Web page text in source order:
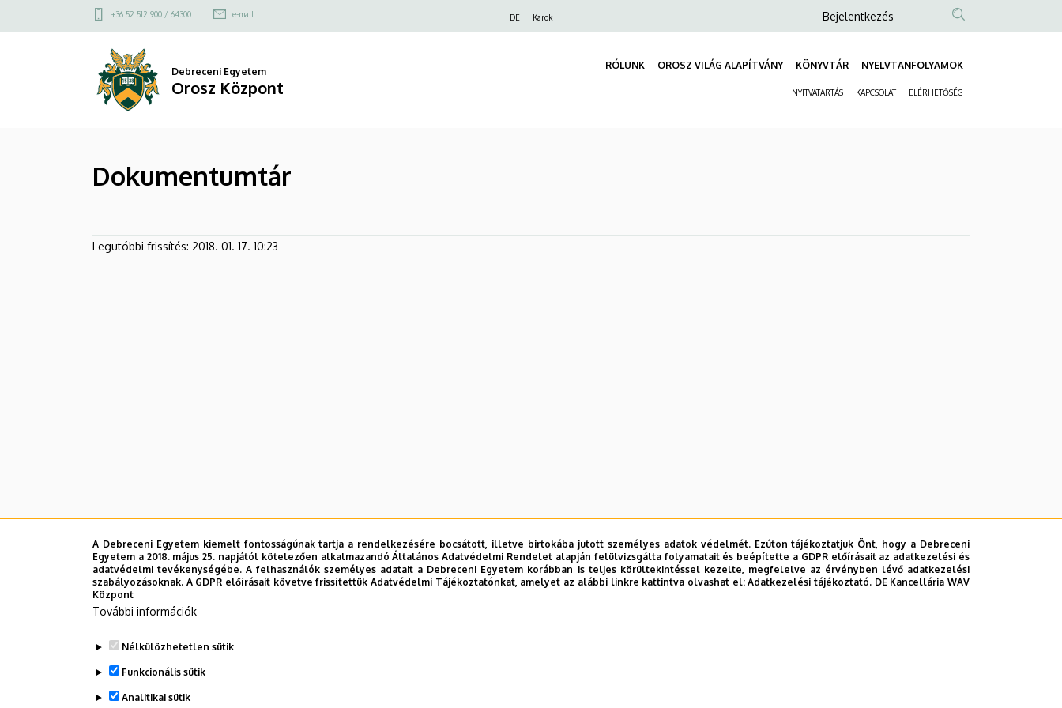
Dokumentumtár
a
Felső
menü
+36 52 512 900 / 64300 e-mail DE Karok
Anonim
fiók
menüje
Bejelentkezés
Debreceni Egyetem
Orosz Központ
RÓLUNK OROSZ VILÁG ALAPÍTVÁNY KÖNYVTÁR NYELVTANFOLYAMOK
NYITVATARTÁS KAPCSOLAT ELÉRHETŐSÉG
Dokumentumtár
Legutóbbi frissítés: 2018. 01. 17. 10:23
A Debreceni Egyetem kiemelt fontosságúnak tartja a rendelkezésére bocsátott, illetve birtokába jutott személyes adatok védelmét. Ezúton tájékoztatjuk Önt, hogy a Debreceni
Egyetem a 2018. május 25. napjától kötelezően alkalmazandó Általános Adatvédelmi Rendelet alapján felülvizsgálta folyamatait és beépítette a GDPR előírásait az adatkezelési és
adatvédelmi tevékenységébe. A felhasználók személyes adatait a Debreceni Egyetem korábban is teljes körültekintéssel kezelte, megfelelve az érvényben lévő adatkezelési
szabályozásoknak. A GDPR előírásait követve frissítettük Adatvédelmi Tájékoztatónkat, amelyet az alábbi linkre kattintva olvashat el:Adatkezelési tájékoztató. DE Kancellária WAV
Központ
További információk
Nélkülözhetetlen sütik
Funkcionális sütik
Analitikai sütik